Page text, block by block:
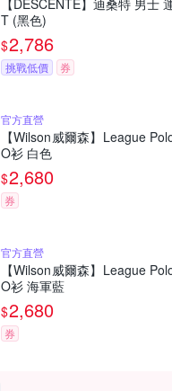
【DESCENTE】迪桑特 男士
T (黑色)
$2,786
挑戰低價 券
官方直營
【Wilson威爾森】League
O衫 白色
$2,680
券
官方直營
【Wilson威爾森】League
O衫 海軍藍
$2,680
券